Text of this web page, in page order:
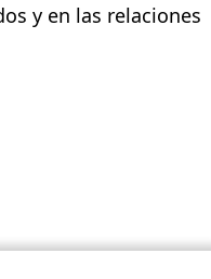
y en las relaciones